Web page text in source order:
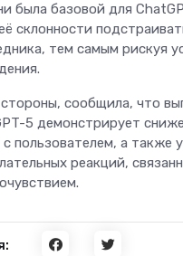
была базовой для
склонности
тем самым рискуя
сообщила, что
5 демонстрирует
с пользователем, а также
реакций,